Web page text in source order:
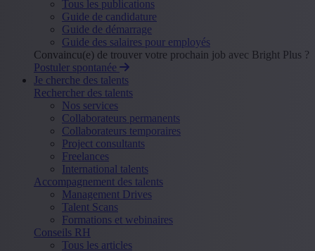
Tous les publications
Guide de candidature
Guide de démarrage
Guide des salaires pour employés
Convaincu(e) de trouver votre prochain job avec Bright Plus ?
Postuler spontanée
Je cherche des talents
Rechercher des talents
Nos services
Collaborateurs permanents
Collaborateurs temporaires
Project consultants
Freelances
International talents
Accompagnement des talents
Management Drives
Talent Scans
Formations et webinaires
Conseils RH
Tous les articles